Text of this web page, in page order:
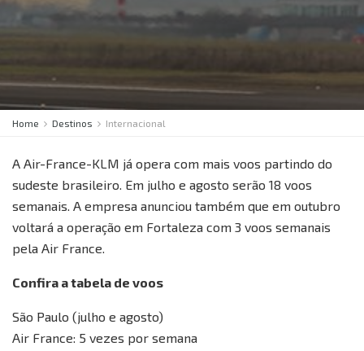
Home Destinos Internacional
A Air-France-KLM já opera com mais voos partindo do
sudeste brasileiro. Em julho e agosto serão 18 voos
semanais. A empresa anunciou também que em outubro
voltará a operação em Fortaleza com 3 voos semanais
pela Air France.
Confira a tabela de voos
São Paulo (julho e agosto)
Air France: 5 vezes por semana